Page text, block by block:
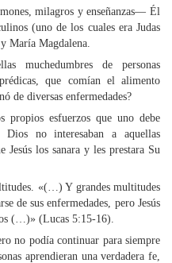
milagros y enseñanzas— Él
(uno de los cuales era Judas
María Magdalena.
muchedumbres de personas
que comían el alimento
de diversas enfermedades?
propios esfuerzos que uno debe
no interesaban a aquellas
Jesús los sanara y les prestara Su
«(…) Y grandes multitudes
de sus enfermedades, pero Jesús
(…)» (Lucas 5:15-16).
no podía continuar para siempre
aprendieran una verdadera fe,